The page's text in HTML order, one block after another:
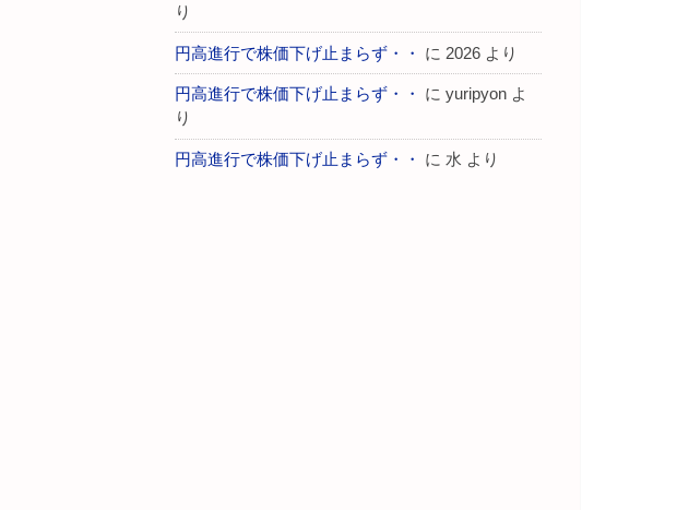
り
円高進行で株価下げ止まらず・・ に 2026 より
円高進行で株価下げ止まらず・・ に yuripyon よ
り
円高進行で株価下げ止まらず・・ に 水 より